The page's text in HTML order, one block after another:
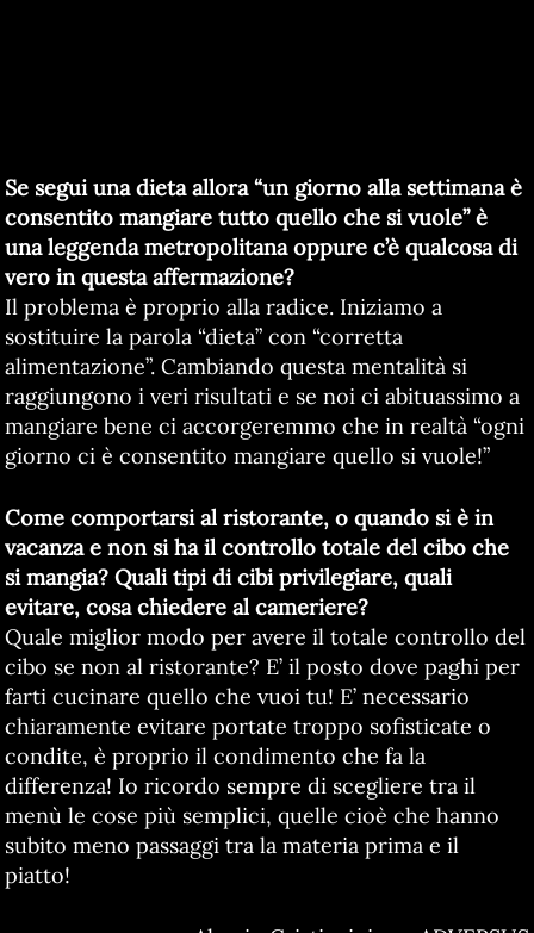
Se segui una dieta allora “un giorno alla settimana è
consentito mangiare tutto quello che si vuole” è
una leggenda metropolitana oppure c’è qualcosa di
vero in questa affermazione?
Il problema è proprio alla radice. Iniziamo a
sostituire la parola “dieta” con “corretta
alimentazione”. Cambiando questa mentalità si
raggiungono i veri risultati e se noi ci abituassimo a
mangiare bene ci accorgeremmo che in realtà “ogni
giorno ci è consentito mangiare quello si vuole!”
Come comportarsi al ristorante, o quando si è in
vacanza e non si ha il controllo totale del cibo che
si mangia? Quali tipi di cibi privilegiare, quali
evitare, cosa chiedere al cameriere?
Quale miglior modo per avere il totale controllo del
cibo se non al ristorante? E’ il posto dove paghi per
farti cucinare quello che vuoi tu! E’ necessario
chiaramente evitare portate troppo sofisticate o
condite, è proprio il condimento che fa la
differenza! Io ricordo sempre di scegliere tra il
menù le cose più semplici, quelle cioè che hanno
subito meno passaggi tra la materia prima e il
piatto!